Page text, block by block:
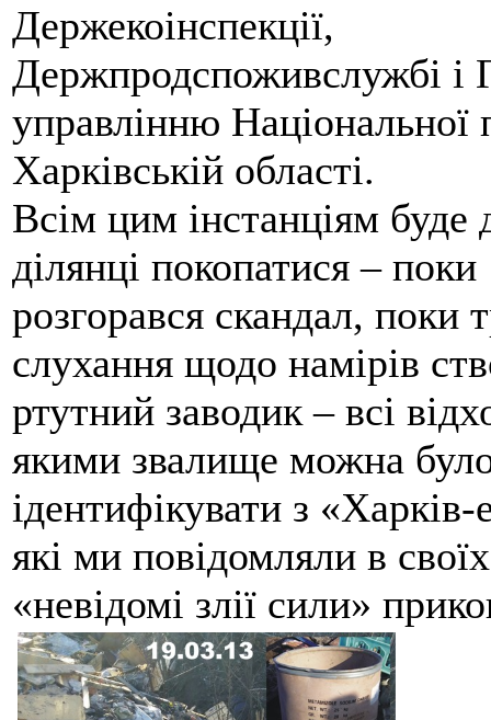
Держекоінспекції,
Держпродспоживслужбі і
управлінню Національної
Харківській області.
Всім цим інстанціям буде
ділянці покопатися – поки
розгорався скандал, поки
слухання щодо намірів
ртутний заводик – всі
якими звалище можна
ідентифікувати з «Харків-
які ми повідомляли в
«невідомі злії сили»